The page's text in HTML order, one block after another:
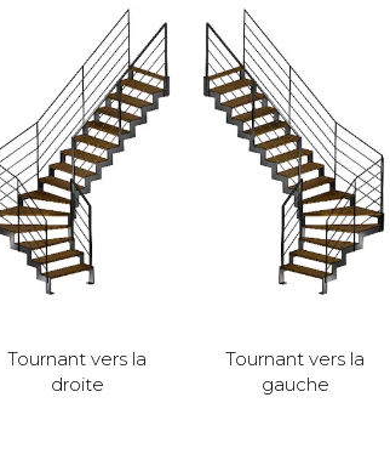
Tournant vers la
droite
Tournant vers la
gauche